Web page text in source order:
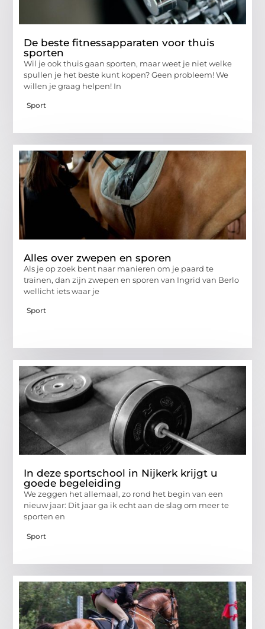
De beste fitnessapparaten voor thuis
sporten
Wil je ook thuis gaan sporten, maar weet je niet welke
spullen je het beste kunt kopen? Geen probleem! We
willen je graag helpen! In
Sport
Alles over zwepen en sporen
Als je op zoek bent naar manieren om je paard te
trainen, dan zijn zwepen en sporen van Ingrid van Berlo
wellicht iets waar je
Sport
In deze sportschool in Nijkerk krijgt u
goede begeleiding
We zeggen het allemaal, zo rond het begin van een
nieuw jaar: Dit jaar ga ik echt aan de slag om meer te
sporten en
Sport